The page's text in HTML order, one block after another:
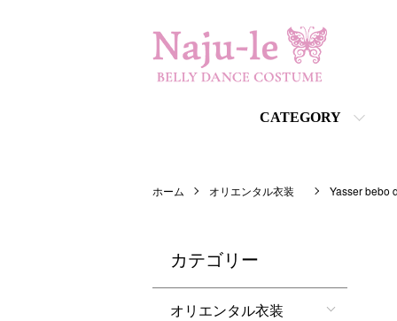
CATEGORY
ホーム オリエンタル衣装 Yasser bebo
カテゴリー
オリエンタル衣装